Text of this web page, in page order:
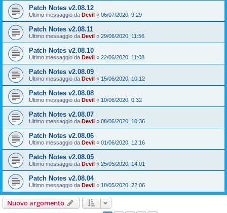
Patch Notes v2.08.12
Ultimo messaggio da Devil « 06/07/2020, 9:29
Patch Notes v2.08.11
Ultimo messaggio da Devil « 29/06/2020, 11:56
Patch Notes v2.08.10
Ultimo messaggio da Devil « 22/06/2020, 11:08
Patch Notes v2.08.09
Ultimo messaggio da Devil « 15/06/2020, 10:12
Patch Notes v2.08.08
Ultimo messaggio da Devil « 10/06/2020, 0:32
Patch Notes v2.08.07
Ultimo messaggio da Devil « 08/06/2020, 10:36
Patch Notes v2.08.06
Ultimo messaggio da Devil « 01/06/2020, 12:16
Patch Notes v2.08.05
Ultimo messaggio da Devil « 25/05/2020, 14:01
Patch Notes v2.08.04
Ultimo messaggio da Devil « 18/05/2020, 22:06
Nuovo argomento